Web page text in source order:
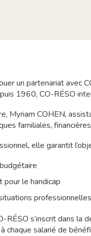
un partenariat avec
1960, CO-RÉSO
Myriam COHEN,
familiales,
elle garantit
pour le handicap
RÉSO s’inscrit dans
chaque salarié de